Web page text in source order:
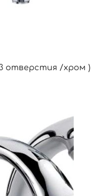
3 отверстия /хром )